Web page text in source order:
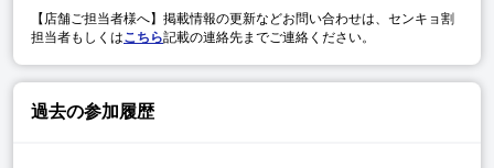
【店舗ご担当者様へ】掲載情報の更新などお問い合わせは、センキョ割
担当者もしくはこちら記載の連絡先までご連絡ください。
過去の参加履歴